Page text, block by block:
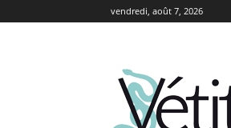
vendredi, août 7, 2026